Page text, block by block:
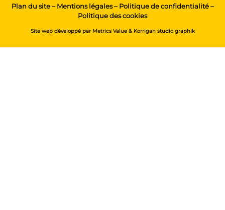
Plan du site– Mentions légales– Politique de confidentialité–
Politique des cookies
Site web développé par Metrics Value& Korrigan studio graphik